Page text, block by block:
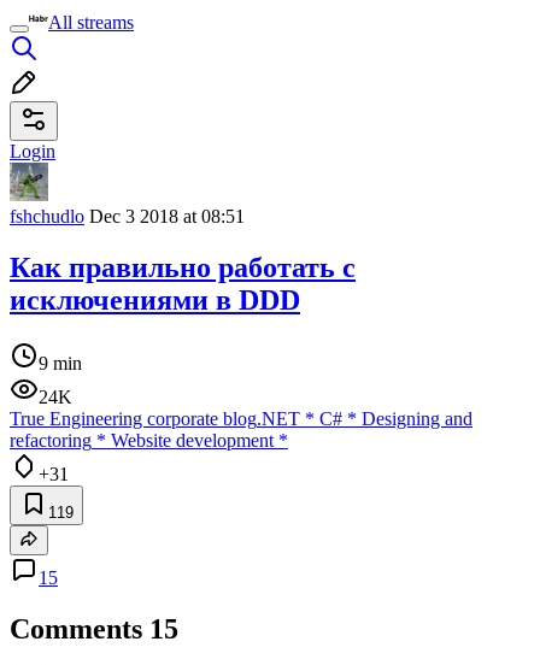
All streams
Login
fshchudlo Dec 3 2018 at 08:51
Как правильно работать с
исключениями в DDD
9 min
24K
True Engineering corporate blog.NET * C# * Designing and
refactoring * Website development *
+31
119
15
Comments 15